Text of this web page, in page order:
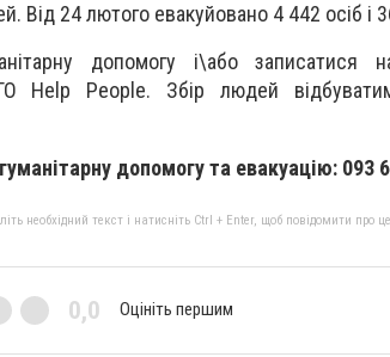
Від 24 лютого евакуйовано 4 442 осіб і
допомогу і\або записатися
Help People. Збір людей
допомогу та евакуацію: 093
необхідний текст і натисніть Ctrl + Enter, щоб повідомити про
0,0 Оцініть першим